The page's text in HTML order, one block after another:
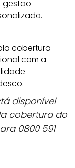
gestão
cobertura
com a
disponível
cobertura do
0800 591